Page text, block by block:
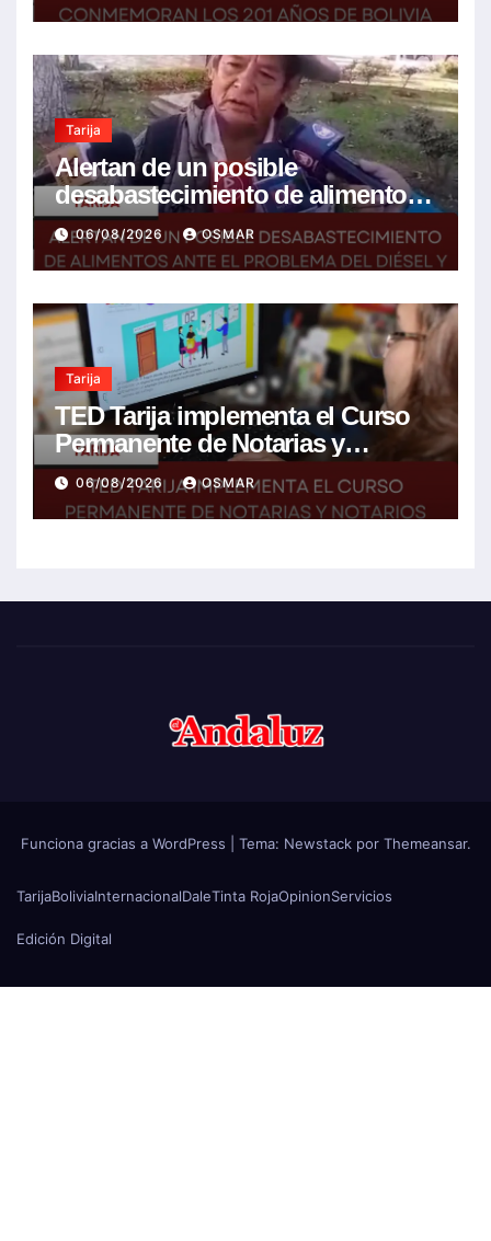
Tarija
Alertan de un posible
desabastecimiento de alimentos
ante el problema del diésel y el
encarecimiento de insumos
agrícolas
06/08/2026 OSMAR
Tarija
TED Tarija implementa el Curso
Permanente de Notarias y
Notarios Electorales 2026
06/08/2026 OSMAR
Funciona gracias a WordPress Tema: Newstackpor Themeansar.
TarijaBoliviaInternacionalDaleTinta RojaOpinionServicios
Edición Digital